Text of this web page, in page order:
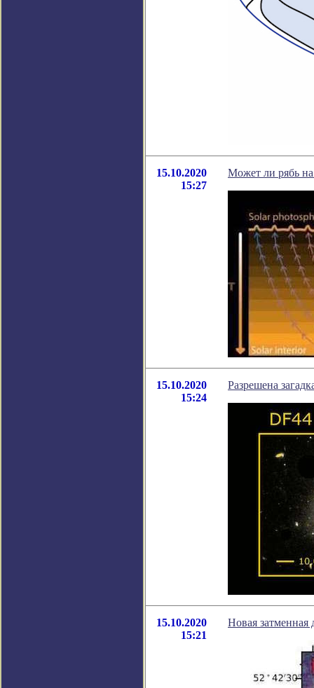
15.10.2020
15:27
Может ли рябь
15.10.2020
15:24
Разрешена
15.10.2020
15:21
Новая затменная